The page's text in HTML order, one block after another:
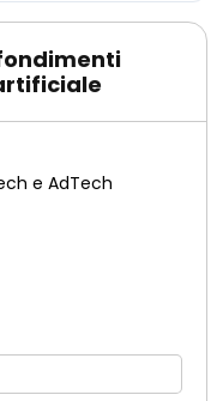
e AdTech